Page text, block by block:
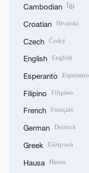
Cambodian ខ្មែរ
Croatian Hrvatski
Czech Český
English English
Esperanto Esperanto
Filipino Filipino
French Français
German Deutsch
Greek Ελληνικά
Hausa Hausa